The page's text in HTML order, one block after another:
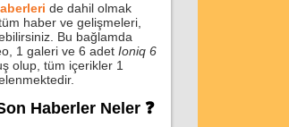
de dahil olmak
haber ve gelişmeleri,
Bu bağlamda
1 galeri ve 6 adet Ioniq 6
olup, tüm içerikler 1
Haberler Neler ❓